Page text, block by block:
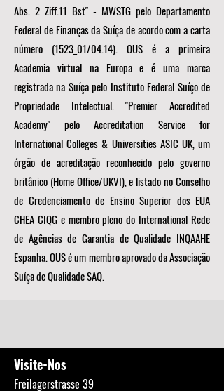
Abs. 2 Ziff.11 Bst" - MWSTG pelo Departamento
Federal de Finanças da Suíça de acordo com a carta
número (1523_01/04.14). OUS é a primeira
Academia virtual na Europa e é uma marca
registrada na Suíça pelo Instituto Federal Suíço de
Propriedade Intelectual. "Premier Accredited
Academy" pelo Accreditation Service for
International Colleges & Universities ASIC UK, um
órgão de acreditação reconhecido pelo governo
britânico (Home Office/UKVI), e listado no Conselho
de Credenciamento de Ensino Superior dos EUA
CHEA CIQG e membro pleno do International Rede
de Agências de Garantia de Qualidade INQAAHE
Espanha. OUS é um membro aprovado da Associação
Suíça de Qualidade SAQ.
Visite-Nos
Freilagerstrasse 39